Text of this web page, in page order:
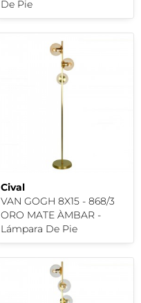
De Pie
Cival
VAN GOGH 8X15 - 868/3
ORO MATE ÀMBAR -
Lámpara De Pie